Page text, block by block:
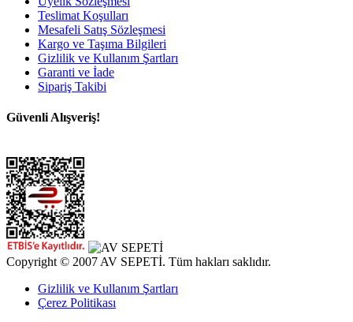
Teslimat Koşulları
Mesafeli Satış Sözleşmesi
Kargo ve Taşıma Bilgileri
Gizlilik ve Kullanım Şartları
Garanti ve İade
Sipariş Takibi
Güvenli Alışveriş!
Copyright © 2007 AV SEPETİ. Tüm hakları saklıdır.
Gizlilik ve Kullanım Şartları
Çerez Politikası